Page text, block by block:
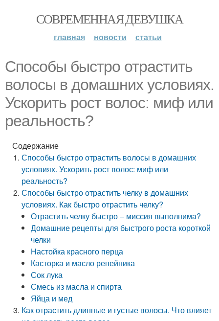
СОВРЕМЕННАЯ ДЕВУШКА
главная новости статьи
Способы быстро отрастить
волосы в домашних условиях.
Ускорить рост волос: миф или
реальность?
Содержание
Способы быстро отрастить волосы в домашних
условиях. Ускорить рост волос: миф или
реальность?
Способы быстро отрастить челку в домашних
условиях. Как быстро отрастить челку?
Отрастить челку быстро – миссия выполнима?
Домашние рецепты для быстрого роста короткой
челки
Настойка красного перца
Касторка и масло репейника
Сок лука
Смесь из масла и спирта
Яйца и мед
Как отрастить длинные и густые волосы. Что влияет